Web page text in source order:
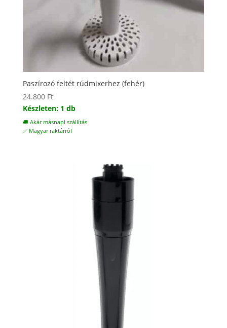
Paszírozó feltét rúdmixerhez (fehér)
24.800 Ft
Készleten: 1 db
🚚 Akár másnapi szállítás
✅ Magyar raktárról